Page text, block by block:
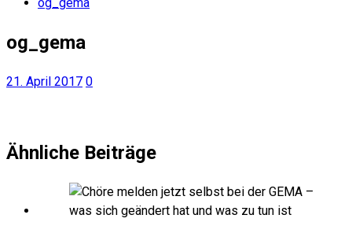
og_gema
21. April 2017 0
Ähnliche Beiträge